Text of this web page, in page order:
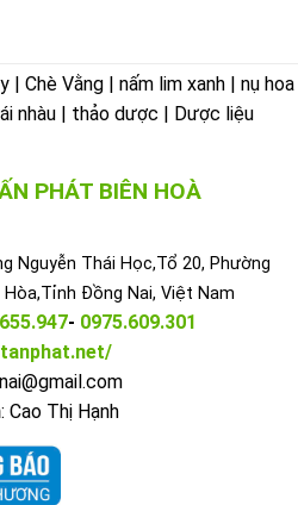
| Chè Vằng | nấm lim xanh | nụ hoa
nhàu | thảo dược | Dược liệu
PHÁT BIÊN HOÀ
Nguyễn Thái Học,Tổ 20, Phường
Hòa,Tỉnh Đồng Nai, Việt Nam
- 0975.609.301
: Cao Thị Hạnh